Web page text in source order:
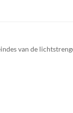
van de